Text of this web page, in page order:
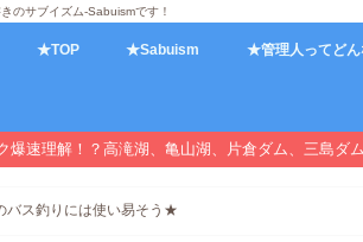
のサブイズム-Sabuismです！
★TOP ★Sabuism ★管理人ってどん
速理解！？高滝湖、亀山湖、片倉ダム、三島ダ
バス釣りには使い易そう★